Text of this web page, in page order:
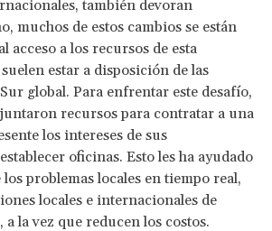
también devoran
muchos de estos cambios se están
acceso a los recursos de esta
estar a disposición de las
global. Para enfrentar este desafío,
juntaron recursos para contratar a una
los intereses de sus
oficinas. Esto les ha ayudado
problemas locales en tiempo real,
locales e internacionales de
la vez que reducen los costos.